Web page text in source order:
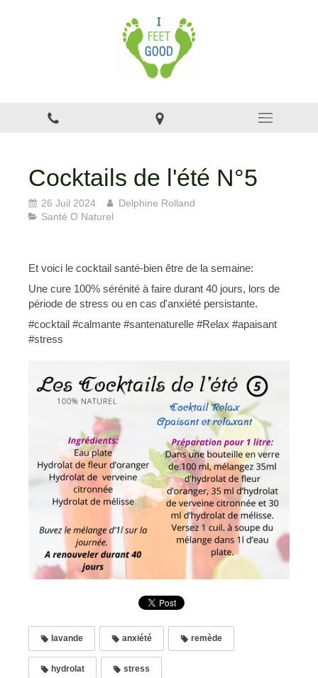
Cocktails de l'été N°5
26 Juil 2024
Delphine Rolland
Santé O Naturel
Et voici le cocktail santé-bien être de la semaine:
Une cure 100% sérénité à faire durant 40 jours, lors de
période de stress ou en cas d'anxiété persistante.
#cocktail #calmante #santenaturelle #Relax #apaisant
#stress
lavande anxiété remède
hydrolat stress